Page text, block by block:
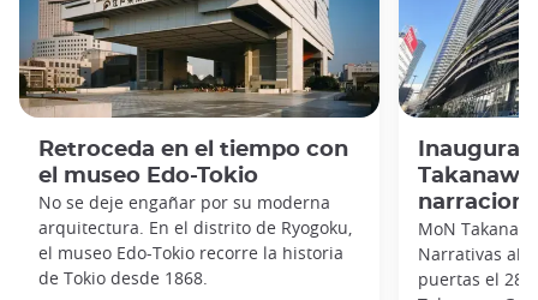
Retroceda en el tiempo con
el museo Edo-Tokio
No se deje engañar por su moderna
arquitectura. En el distrito de Ryogoku,
el museo Edo-Tokio recorre la historia
de Tokio desde 1868.
MoN
Narrativas
puertas el 28